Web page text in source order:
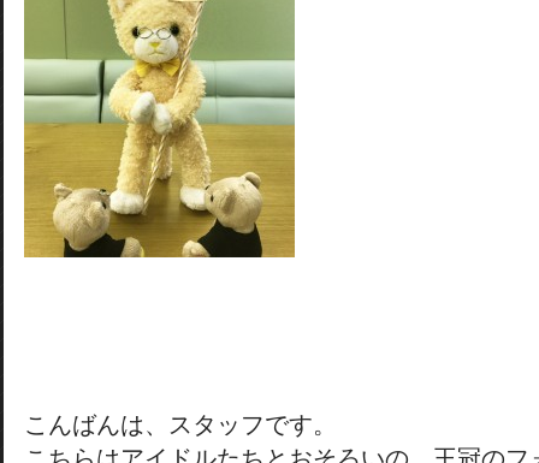
こんばんは、スタッフです。